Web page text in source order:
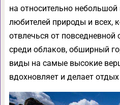
на относительно небольшой
любителей природы и всех,
отвлечься от повседневной
среди облаков, обширный
виды на самые высокие
вдохновляет и делает